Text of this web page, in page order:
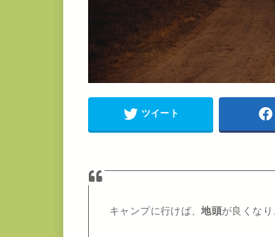
ツイート
キャンプに行けば、地頭が良くな